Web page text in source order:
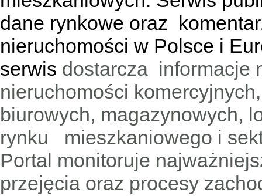
dane rynkowe oraz
nieruchomości w Polsce i
serwis dostarcza informacje
nieruchomości
biurowych, magazynowych,
rynku mieszkaniowego i
Portal monitoruje
przejęcia oraz procesy